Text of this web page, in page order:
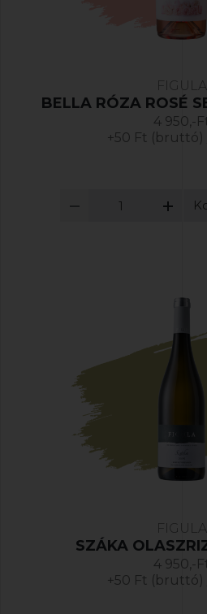
FIGULA
BELLA RÓZA ROSÉ
4 950,-
+50 Ft (bruttó)
FIGULA
SZÁKA
4 950,-
+50 Ft (bruttó)